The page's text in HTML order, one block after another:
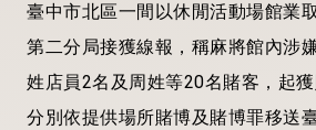
臺中市北區一間以休閒活動場館業
第二分局接獲線報，稱麻將館內涉
姓店員2名及周姓等20名賭客，起
分別依提供場所賭博及賭博罪移送